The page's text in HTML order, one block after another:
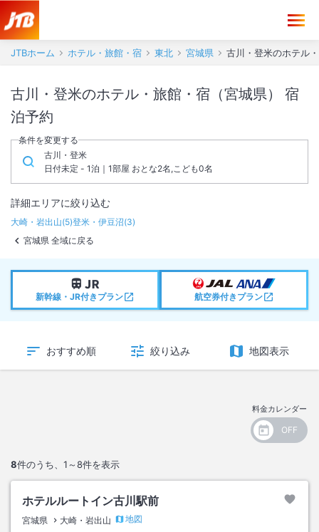
JTBホーム ホテル・旅館・宿 東北 宮城県 古川・登米のホテル
古川・登米のホテル・旅館・宿（宮城県） 宿
泊予約
条件を変更する
古川・登米
日付未定 - 1泊｜1部屋 おとな2名,こども0名
詳細エリアに絞り込む
大崎・岩出山(5)登米・伊豆沼(3)
宮城県 全域に戻る
新幹線・JR付きプラン 航空券付きプラン
おすすめ順 絞り込み 地図表示
料金カレンダー
8件のうち、 1～8件を表示
ホテルルートイン古川駅前
宮城県 大崎・岩出山
地図